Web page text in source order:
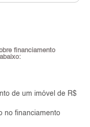
financiamento
de um imóvel de R$
no financiamento